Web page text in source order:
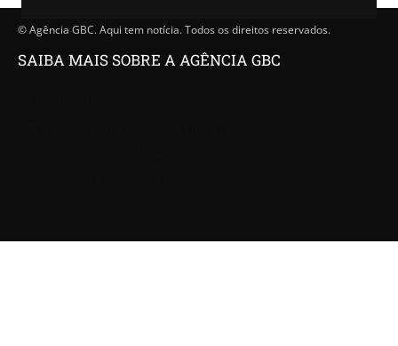
© Agência GBC. Aqui tem notícia. Todos os direitos reservados.
SAIBA MAIS SOBRE A AGÊNCIA GBC